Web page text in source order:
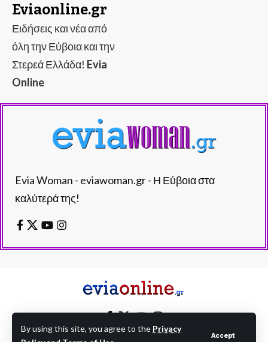
By using this site, you agree to the Privacy
Accept
Eviaonline.gr
Ειδήσεις και νέα από
όλη την Εύβοια και την
Στερεά Ελλάδα! Evia
Online
Evia Woman - eviawoman.gr - Η Εύβοια στα
καλύτερά της!